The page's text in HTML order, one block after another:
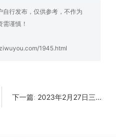
行发布，仅供参考，不作为
谨慎！
1945.html
下一篇: 2023年2月27日三条股市最新消息解读